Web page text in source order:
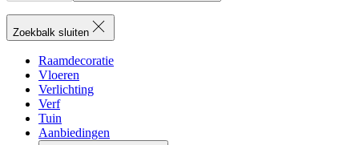
Zoekbalk sluiten
Raamdecoratie
Vloeren
Verlichting
Verf
Tuin
Aanbiedingen